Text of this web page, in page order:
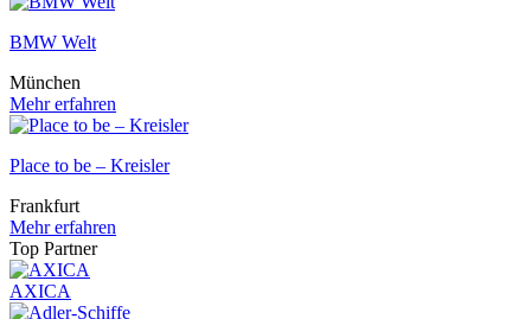
BMW Welt
München
Mehr erfahren
Place to be – Kreisler
Frankfurt
Mehr erfahren
Top Partner
AXICA